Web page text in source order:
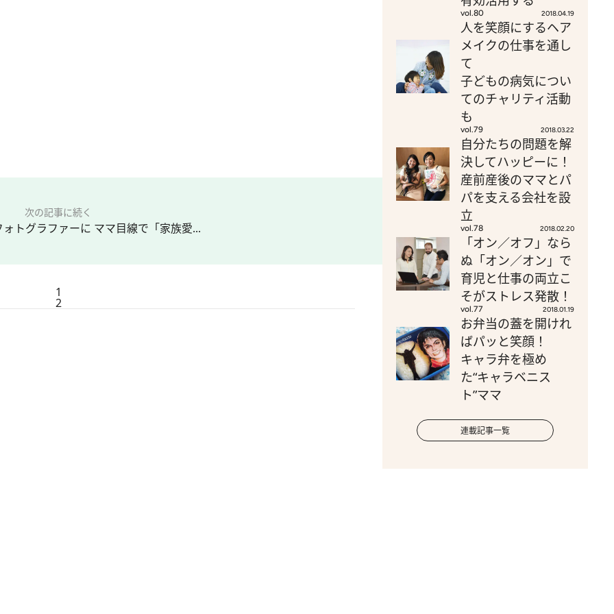
次の記事に続く
トグラファーに ママ目線で「家族愛...
1
2
vol.80 2018.04.19
人を笑顔にするヘア
メイクの仕事を通し
て
子どもの病気につい
てのチャリティ活動
も
vol.79 2018.03.22
自分たちの問題を解
決してハッピーに！
産前産後のママとパ
パを支える会社を設
立
vol.78 2018.02.20
「オン／オフ」なら
ぬ「オン／オン」で
育児と仕事の両立こ
そがストレス発散！
vol.77 2018.01.19
お弁当の蓋を開けれ
ばパッと笑顔！
キャラ弁を極め
た“キャラベニス
ト”ママ
連載記事一覧